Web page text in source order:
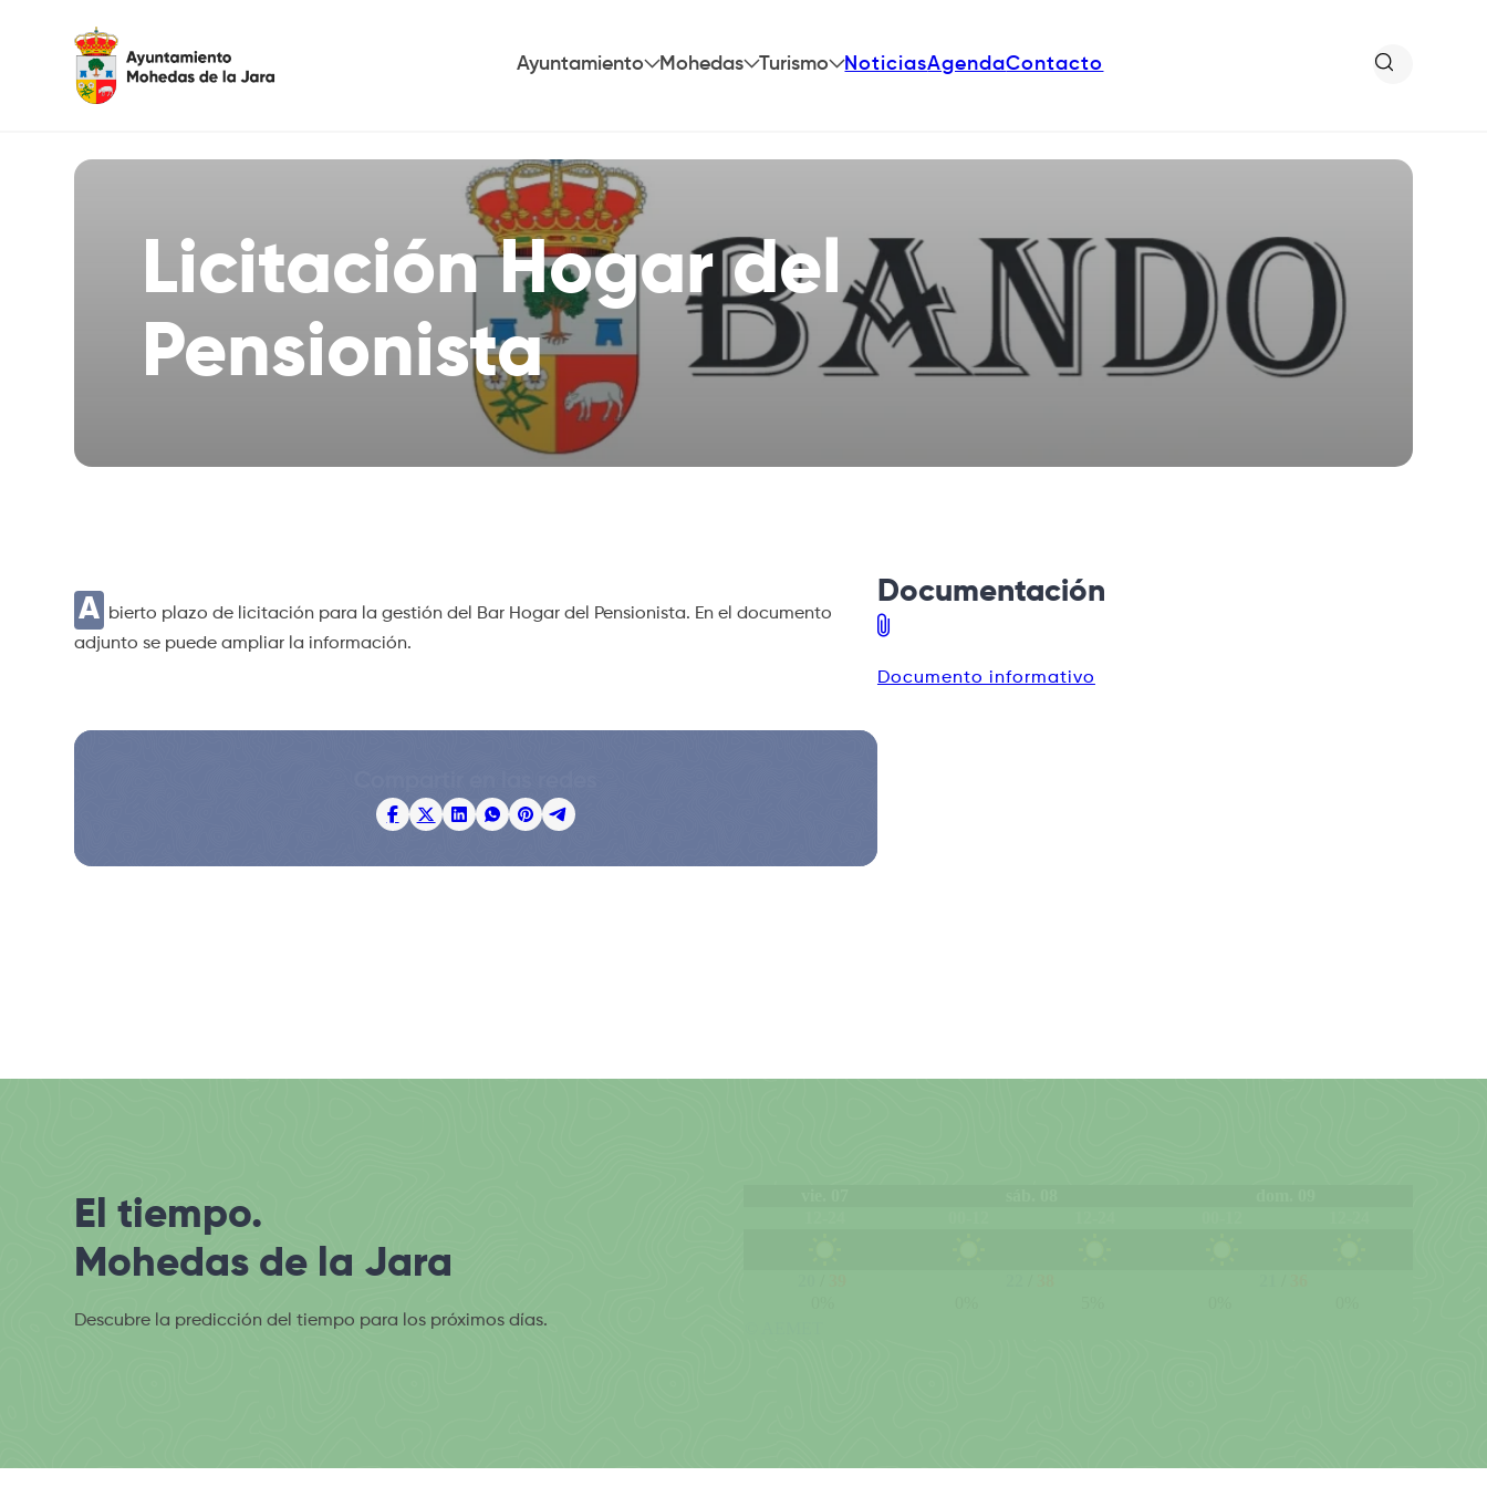
Ayuntamiento Mohedas Turismo NoticiasAgendaContacto
Licitación Hogar del
Pensionista
A
bierto plazo de licitación para la gestión del Bar Hogar del Pensionista. En el documento
adjunto se puede ampliar la información.
Documentación
Documento informativo
El tiempo.
Mohedas de la Jara
Descubre la predicción del tiempo para los próximos días.